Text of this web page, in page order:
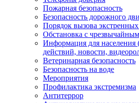
Пожарная безопасность
Безопасность дорожного
Порядок вызова
Обстановка с
Информация для населения
действий, новости,
Ветеринарная безопасность
Безопасность на воде
Мероприятия
Профилактика экстремизма
Антитеррор